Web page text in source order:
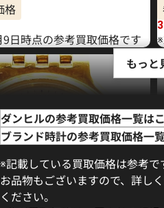
格
日時点の参考買取価格です
もっと
ダンヒルの参考買取価格一覧は
ブランド時計の参考買取価格一
※記載している買取価格は参考
お品物もございますので、詳し
ください。